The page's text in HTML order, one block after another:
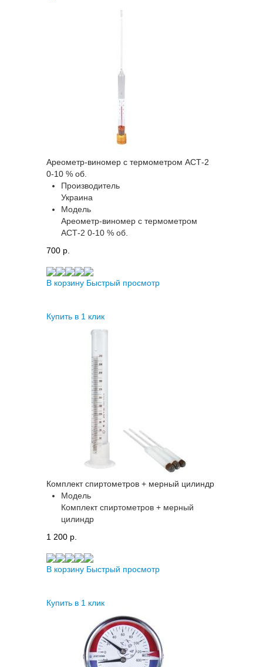
Ареометр-виномер с термометром АСТ-2
0-10 % об.
Производитель
Украина
Модель
Ареометр-виномер с термометром
АСТ-2 0-10 % об.
700 p.
В корзину Быстрый просмотр
Купить в 1 клик
Комплект спиртометров + мерный цилиндр
Модель
Комплект спиртометров + мерный
цилиндр
1 200 p.
В корзину Быстрый просмотр
Купить в 1 клик